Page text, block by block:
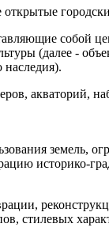
собой
(далее -
акваторий,
земель,
историко-
стилевых